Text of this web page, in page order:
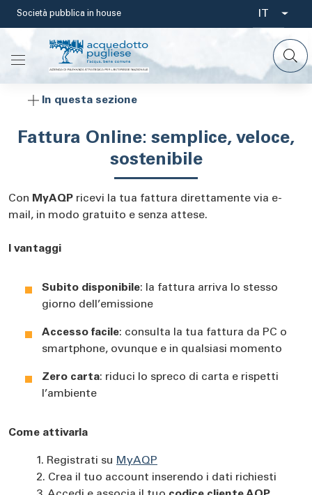
Salta
contenuto
principale
Società pubblica in house
Select
your
IT
In questa sezione
Fattura Online: semplice, veloce,
sostenibile
Con MyAQP ricevi la tua fattura direttamente via e-
mail, in modo gratuito e senza attese.
I vantaggi
Subito disponibile: la fattura arriva lo stesso
giorno dell’emissione
Accesso facile: consulta la tua fattura da PC o
smartphone, ovunque e in qualsiasi momento
Zero carta: riduci lo spreco di carta e rispetti
l’ambiente
Come attivarla
1. Registrati su MyAQP
2. Crea il tuo account inserendo i dati richiesti